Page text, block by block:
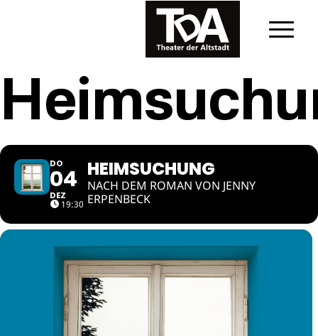
DO
04
DEZ
19:30
HEIMSUCHUNG
NACH DEM ROMAN VON JENNY
ERPENBECK